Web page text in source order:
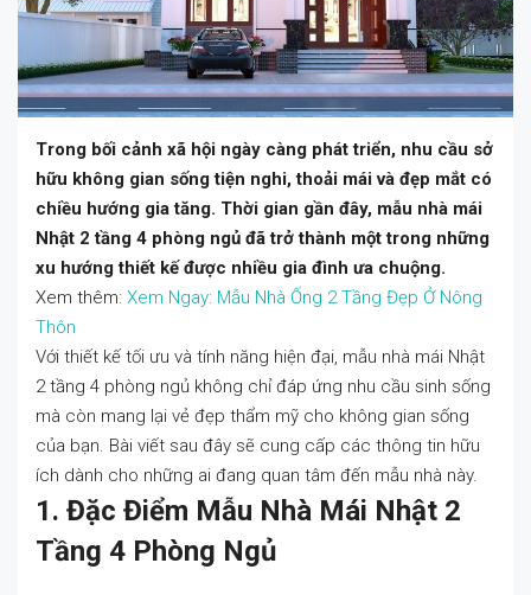
Trong bối cảnh xã hội ngày càng phát triển, nhu cầu sở
hữu không gian sống tiện nghi, thoải mái và đẹp mắt có
chiều hướng gia tăng. Thời gian gần đây, mẫu nhà mái
Nhật 2 tầng 4 phòng ngủ đã trở thành một trong những
xu hướng thiết kế được nhiều gia đình ưa chuộng.
Xem thêm: Xem Ngay: Mẫu Nhà Ống 2 Tầng Đẹp Ở Nông
Thôn
Với thiết kế tối ưu và tính năng hiện đại, mẫu nhà mái Nhật
2 tầng 4 phòng ngủ không chỉ đáp ứng nhu cầu sinh sống
mà còn mang lại vẻ đẹp thẩm mỹ cho không gian sống
của bạn. Bài viết sau đây sẽ cung cấp các thông tin hữu
ích dành cho những ai đang quan tâm đến mẫu nhà này.
1. Đặc Điểm Mẫu Nhà Mái Nhật 2
Tầng 4 Phòng Ngủ